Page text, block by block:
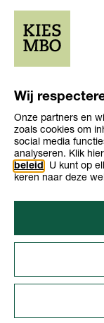
INTERESSES
Disclaimer
Wij
Onze partners en
zoals cookies om
social media
analyseren. Klik
beleid . U kunt op
keren naar deze